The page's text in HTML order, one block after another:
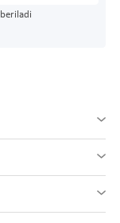
beriladi